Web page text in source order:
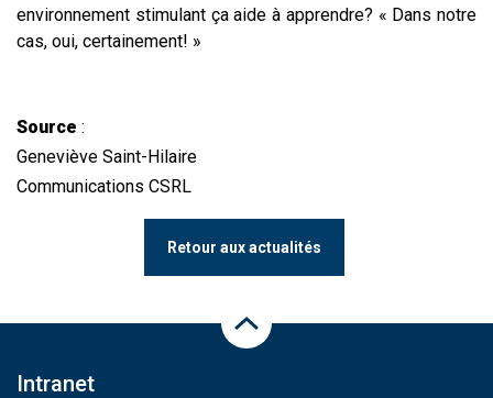
environnement stimulant ça aide à apprendre? « Dans notre
cas, oui, certainement! »
Source :
Geneviève Saint-Hilaire
Communications CSRL​​​
Retour aux actualités
Intranet